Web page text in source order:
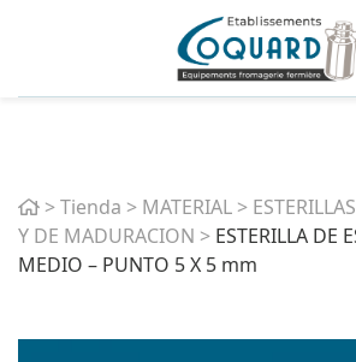
Home
>Tienda > MATERIAL >
Y DE MADURACION > ESTERILLA DE
MEDIO – PUNTO 5 X 5 mm